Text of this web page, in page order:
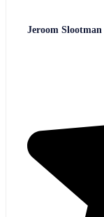
Jeroom Slootman